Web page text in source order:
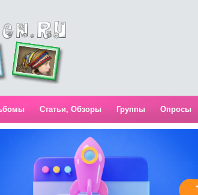
Статьи, Обзоры Группы Опросы